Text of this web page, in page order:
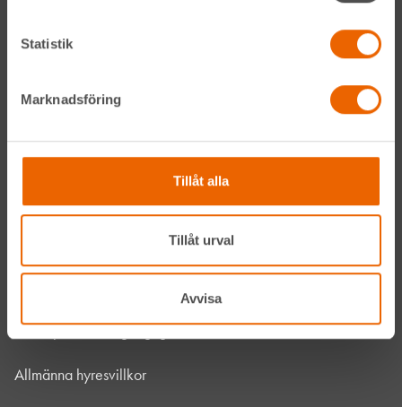
Statistik
Marknadsföring
Tillåt alla
Tillåt urval
Avvisa
Bli kund
HLL x Maskinera
Webbplatsens tillgänglighet
Allmänna hyresvillkor